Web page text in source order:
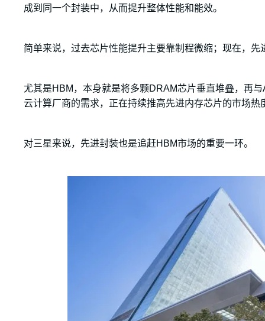
成到同一个封装中，从而提升整体性能和能效。
简单来说，过去芯片性能提升主要靠制程微缩；现在，
尤其是HBM，本身就是将多颗DRAM芯片垂直堆叠，再
云计算厂商的需求，正在持续推高先进内存芯片的市场热
对三星来说，先进封装也是追赶HBM市场的重要一环。